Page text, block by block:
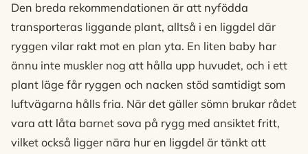
Den breda rekommendationen är att nyfödda
transporteras liggande plant, alltså i en liggdel där
ryggen vilar rakt mot en plan yta. En liten baby har
ännu inte muskler nog att hålla upp huvudet, och i ett
plant läge får ryggen och nacken stöd samtidigt som
luftvägarna hålls fria. När det gäller sömn brukar rådet
vara att låta barnet sova på rygg med ansiktet fritt,
vilket också ligger nära hur en liggdel är tänkt att